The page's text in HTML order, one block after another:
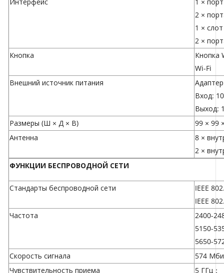
Интерфейс
1 ×
2 ×
1 ×
2 ×
Кнопка
Кнопка
Wi-Fi
Внешний источник питания
Вход:
Выход:
Размеры (Ш × Д × В)
99 × 99
Антенна
8 ×
2 ×
ФУНКЦИИ БЕСПРОВОДНОЙ СЕТИ
Стандарты беспроводной сети
IEEE
IEEE
Частота
2400-
5150-
5650-
Скорость сигнала
574
Чувствительность приема
5 ГГц：